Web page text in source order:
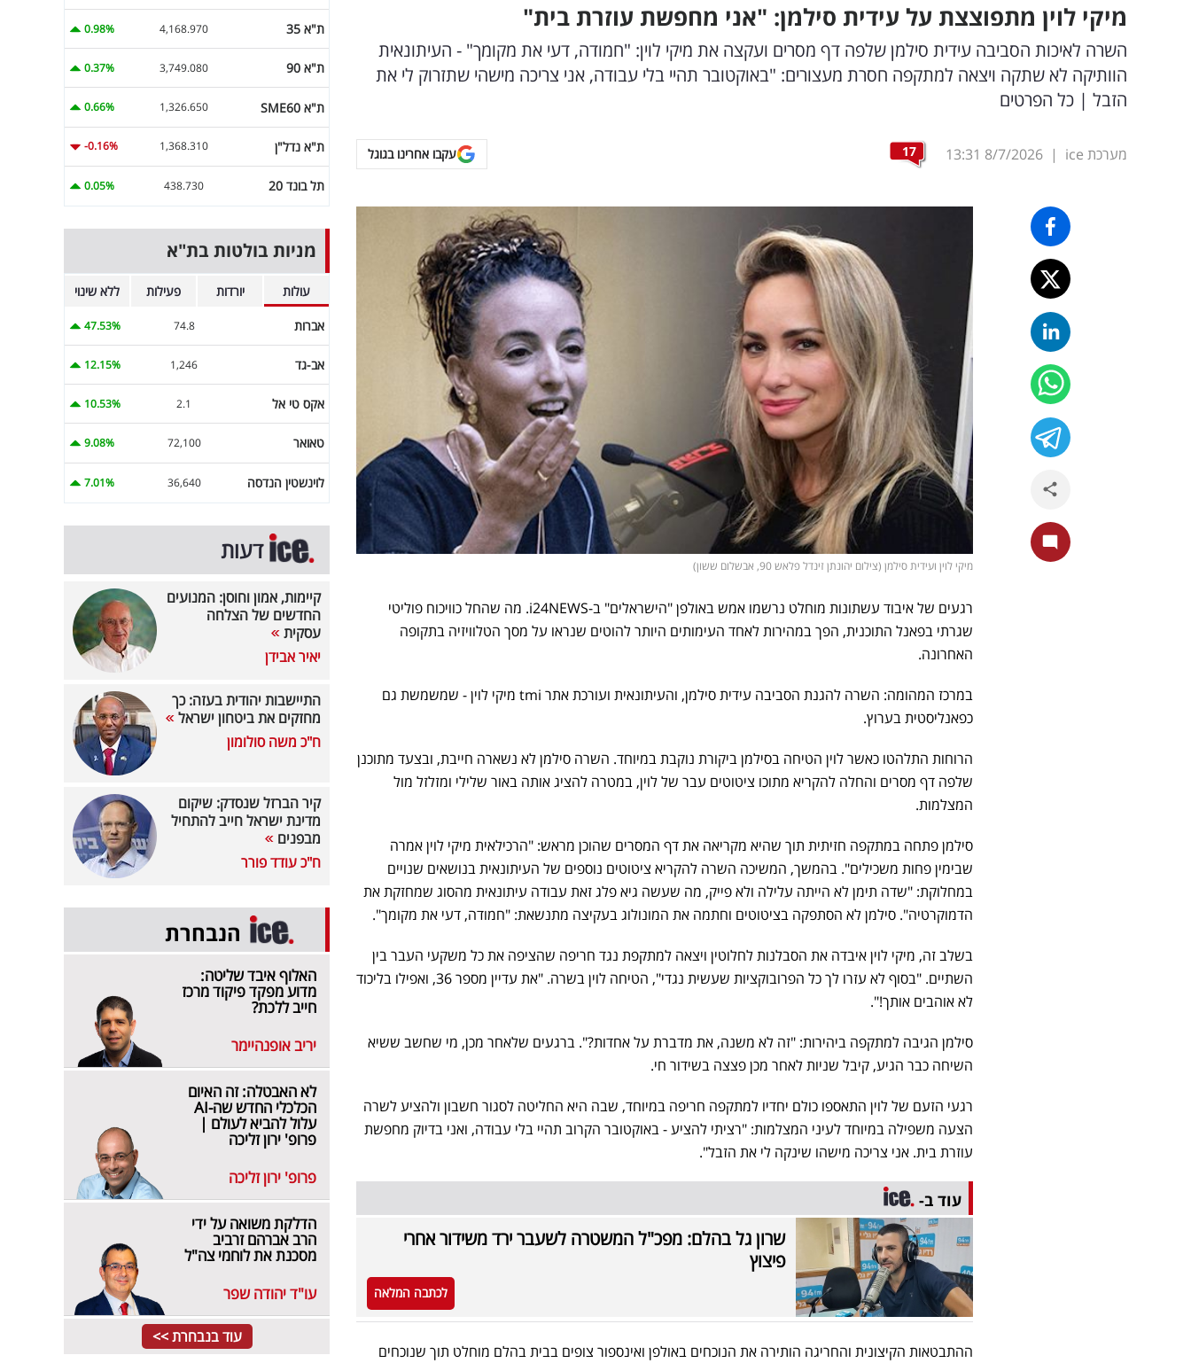
מיקי לוין מתפוצצת על עידית סילמן: "אני מחפשת עוזרת בית"
השרה לאיכות הסביבה עידית סילמן שלפה דף מסרים ועקצה את מיקי לוין: "חמודה, דעי את מקומך" - העיתונאית
הוותיקה לא שתקה ויצאה למתקפה חסרת מעצורים: "באוקטובר תהיי בלי עבודה, אני צריכה מישהי שתזרוק לי את
הזבל | כל הפרטים
מערכת ice |
8/7/2026
13:31
17 עקבו אחרינו בגוגל
מיקי לוין ועידית סילמן (צילום יהונתן זינדל פלאש 90, אבשלום ששון)
רגעים של איבוד עשתונות מוחלט נרשמו אמש באולפן "הישראלים" ב-i24NEWS. מה שהחל כוויכוח פוליטי
שגרתי בפאנל התוכנית, הפך במהירות לאחד העימותים היותר להוטים שנראו על מסך הטלוויזיה בתקופה
האחרונה.
במרכז המהומה: השרה להגנת הסביבה עידית סילמן, והעיתונאית ועורכת אתר tmi מיקי לוין - שמשמשת גם
כפאנליסטית בערוץ.
הרוחות התלהטו כאשר לוין הטיחה בסילמן ביקורת נוקבת במיוחד. השרה סילמן לא נשארה חייבת, ובצעד מתוכנן
שלפה דף מסרים והחלה להקריא מתוכו ציטוטים עבר של לוין, במטרה להציג אותה באור שלילי ומזלזל מול
המצלמות.
סילמן פתחה במתקפה חזיתית תוך שהיא מקריאה את דף המסרים שהוכן מראש: "הרכילאית מיקי לוין אמרה
שבימין פחות משכילים". בהמשך, המשיכה השרה להקריא ציטוטים נוספים של העיתונאית בנושאים שנויים
במחלוקת: "שדה תימן לא הייתה עלילה ולא פייק, מה שעשה גיא פלג זאת עבודה עיתונאית מהסוג שמחזקת את
הדמוקרטיה". סילמן לא הסתפקה בציטוטים וחתמה את המונולוג בעקיצה מתנשאת: "חמודה, דעי את מקומך".
בשלב זה, מיקי לוין איבדה את הסבלנות לחלוטין ויצאה למתקפת נגד חריפה שהציפה את כל משקעי העבר בין
השתיים. "בסוף לא עזרו לך כל הפרובוקציות שעשית נגדי", הטיחה לוין בשרה. "את עדיין מספר 36, ואפילו בליכוד
לא אוהבים אותך!".
סילמן הגיבה למתקפה ביהירות: "זה לא משנה, את מדברת על אחדות?". ברגעים שלאחר מכן, מי שחשב ששיא
השיחה כבר הגיע, קיבל שניות לאחר מכן פצצה בשידור חי.
רגעי הזעם של לוין התאספו כולם יחדיו למתקפה חריפה במיוחד, שבה היא החליטה לסגור חשבון ולהציע לשרה
הצעה משפילה במיוחד לעיני המצלמות: "רציתי להציע - באוקטובר הקרוב תהיי בלי עבודה, ואני בדיוק מחפשת
עוזרת בית. אני צריכה מישהו שינקה לי את הזבל".
עוד ב-
שרון גל בהלם: מפכ"ל המשטרה לשעבר ירד משידור אחרי
פיצוץ
לכתבה המלאה
ההתבטאות הקיצונית והחריגה הותירה את הנוכחים באולפן ואינספור צופים בבית בהלם מוחלט תוך שנוכחים
ת"א 35 4,168.970
0.98%
ת"א 90 3,749.080
0.37%
ת"א SME60 1,326.650
0.66%
ת"א נדל"ן 1,368.310
-0.16%
תל בונד 20 438.730
0.05%
מניות בולטות בת"א
עולות יורדות פעילות ללא שינוי
אברות 74.8
47.53%
אב-גד 1,246
12.15%
אקס טי אל 2.1
10.53%
טאואר 72,100
9.08%
לוינשטין הנדסה 36,640
7.01%
דעות
קיימות, אמון וחוסן: המנועים
החדשים של הצלחה
עסקית
יאיר אבידן
התיישבות יהודית בעזה: כך
מחזקים את ביטחון ישראל
ח"כ משה סולומון
קיר הברזל שנסדק: שיקום
מדינת ישראל חייב להתחיל
מבפנים
ח"כ עודד פורר
הנבחרת
האלוף איבד שליטה:
מדוע מפקד פיקוד מרכז
חייב ללכת?
יריב אופנהיימר
לא האבטלה: זה האיום
הכלכלי החדש שה-AI
עלול להביא לעולם |
פרופ' ירון זליכה
פרופ' ירון זליכה
הדלקת משואה על ידי
הרב אברהם זרביב
מסכנת את לוחמי צה"ל
עו"ד יהודה שפר
עוד בנבחרת >>